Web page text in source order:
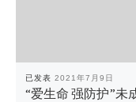
已发表 2021年7月9日
“爱生命 强防护”未